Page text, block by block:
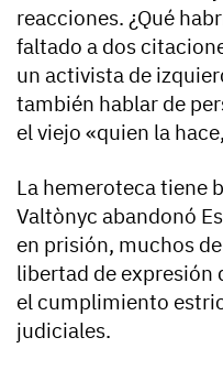
reacciones. ¿Qué
faltado a dos
un activista de
también hablar de
el viejo «quien la
La hemeroteca tiene
Valtònyc abandonó
en prisión, muchos
libertad de expresión
el cumplimiento
judiciales.